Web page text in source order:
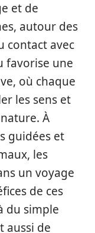
et de
autour des
contact avec
favorise une
où chaque
les sens et
À
guidées et
les
un voyage
de ces
du simple
aussi de